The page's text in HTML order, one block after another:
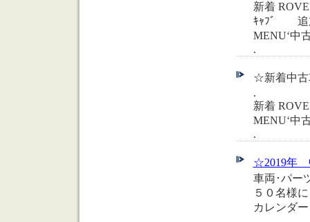
新着
ｷｬﾌﾞ 追
MENU‘中
.
☆新着中古
.
新着
MENU‘中
.
☆2019年
車両･パー
５０名様
カレンダ